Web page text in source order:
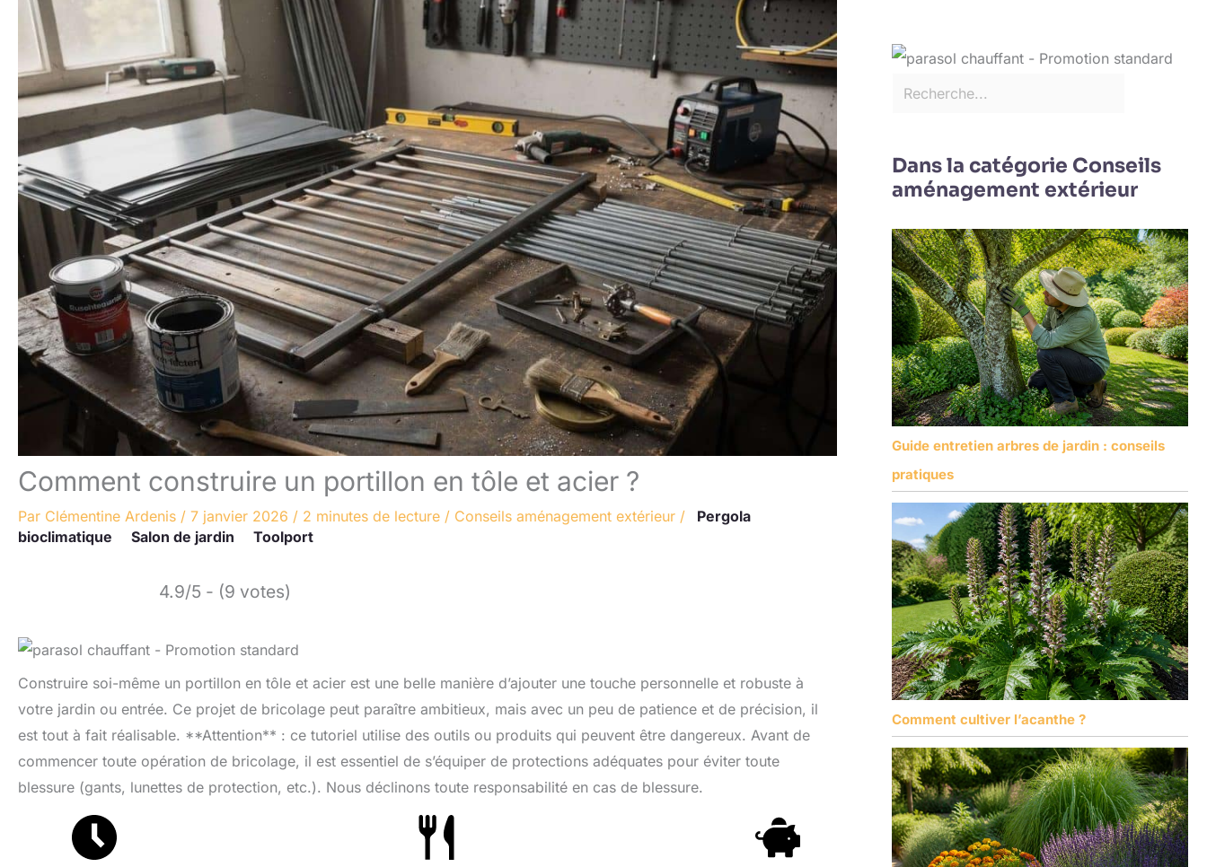
Comment construire un portillon en tôle et acier ?
Par Clémentine Ardenis / 7 janvier 2026 / 2 minutes de lecture / Conseils aménagement extérieur /
Pergola
bioclimatique
Salon de jardin Toolport
4.9/5 - (9 votes)
Construire soi-même un portillon en tôle et acier est une belle manière d’ajouter une touche personnelle et robuste à
votre jardin ou entrée. Ce projet de bricolage peut paraître ambitieux, mais avec un peu de patience et de précision, il
est tout à fait réalisable. **Attention** : ce tutoriel utilise des outils ou produits qui peuvent être dangereux. Avant de
commencer toute opération de bricolage, il est essentiel de s’équiper de protections adéquates pour éviter toute
blessure (gants, lunettes de protection, etc.). Nous déclinons toute responsabilité en cas de blessure.
Dans la catégorie Conseils
aménagement extérieur
Guide entretien arbres de jardin : conseils
pratiques
Comment cultiver l’acanthe ?